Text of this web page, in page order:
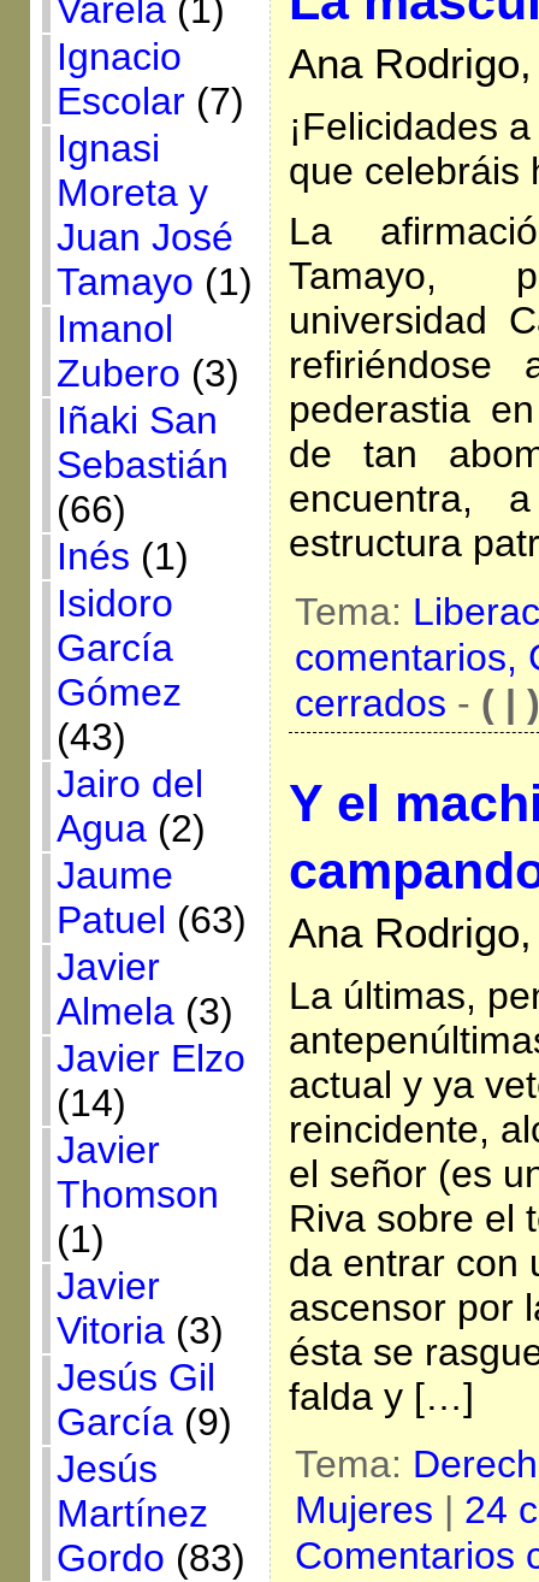
Varela(1)
Ignacio
Escolar(7)
Ignasi
Moreta y
Juan José
Tamayo (1)
Imanol
Zubero (3)
Iñaki San
Sebastián
(66)
Inés (1)
Isidoro
García
Gómez
(43)
Jairo del
Agua(2)
Jaume
Patuel (63)
Javier
Almela(3)
Javier Elzo
(14)
Javier
Thomson
(1)
Javier
Vitoria(3)
Jesús Gil
García(9)
Jesús
Martínez
Gordo (83)
Ana
¡Felicidades
que celebráis
La
Tamayo,
universidad
pederastia
de tan
encuentra,
estructura
Tema:
comentarios,
cerrados - ( | )
Y el
Ana
La últimas,
actual y ya
reincidente,
el señor (es
Riva sobre el
da entrar con
ascensor por
ésta se
falda y […]
Tema:
Mujeres | 24
Comentarios